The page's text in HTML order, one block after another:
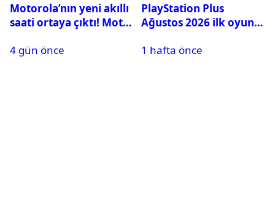
Motorola’nın yeni akıllı
saati ortaya çıktı! Moto
görüntülendi
4 gün önce
PlayStation Plus
Ağustos 2026 ilk oyunu
1 hafta önce